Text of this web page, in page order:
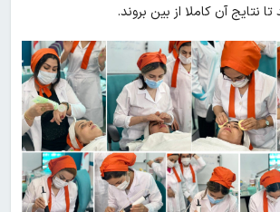
نتایج آن کاملا از بین بروند.